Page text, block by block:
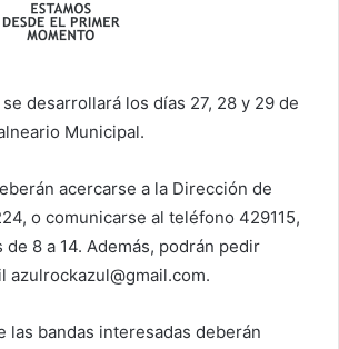
desarrollará los días 27, 28 y 29 de
Municipal.
acercarse a la Dirección de
o comunicarse al teléfono 429115,
8 a 14. Además, podrán pedir
azulrockazul@gmail.com.
las bandas interesadas deberán